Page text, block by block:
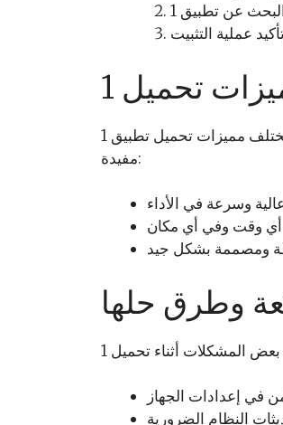
تختلف مميزات تحميل تطبيق 1xbet بناءً على النظام التشغيلي الذي تختاره. إليك بعض المزايا التي قد تجدها
مفيدة:
وطرق حلها